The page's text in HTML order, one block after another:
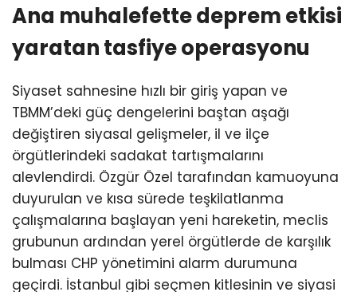
Ana muhalefette deprem etkisi
yaratan tasfiye operasyonu
Siyaset sahnesine hızlı bir giriş yapan ve
TBMM’deki güç dengelerini baştan aşağı
değiştiren siyasal gelişmeler, il ve ilçe
örgütlerindeki sadakat tartışmalarını
alevlendirdi. Özgür Özel tarafından kamuoyuna
duyurulan ve kısa sürede teşkilatlanma
çalışmalarına başlayan yeni hareketin, meclis
grubunun ardından yerel örgütlerde de karşılık
bulması CHP yönetimini alarm durumuna
geçirdi. İstanbul gibi seçmen kitlesinin ve siyasi